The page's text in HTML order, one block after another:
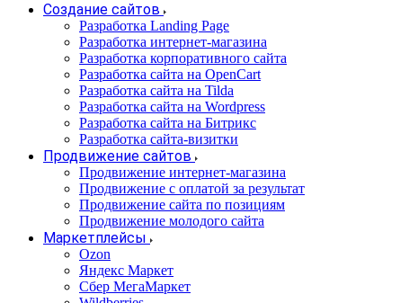
Создание сайтов
Разработка Landing Page
Разработка интернет-магазина
Разработка корпоративного сайта
Разработка сайта на OpenCart
Разработка сайта на Tilda
Разработка сайта на Wordpress
Разработка сайта на Битрикс
Разработка сайта-визитки
Продвижение сайтов
Продвижение интернет-магазина
Продвижение с оплатой за результат
Продвижение сайта по позициям
Продвижение молодого сайта
Маркетплейсы
Ozon
Яндекс Маркет
Сбер МегаМаркет